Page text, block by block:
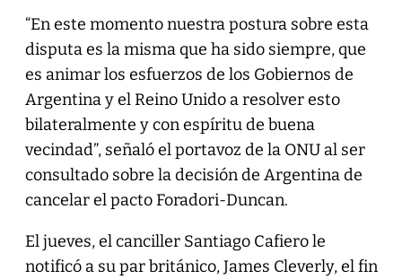
“En este momento nuestra postura sobre esta
disputa es la misma que ha sido siempre, que
es animar los esfuerzos de los Gobiernos de
Argentina y el Reino Unido a resolver esto
bilateralmente y con espíritu de buena
vecindad”, señaló el portavoz de la ONU al ser
consultado sobre la decisión de Argentina de
cancelar el pacto Foradori-Duncan.
El jueves, el canciller Santiago Cafiero le
notificó a su par británico, James Cleverly, el fin